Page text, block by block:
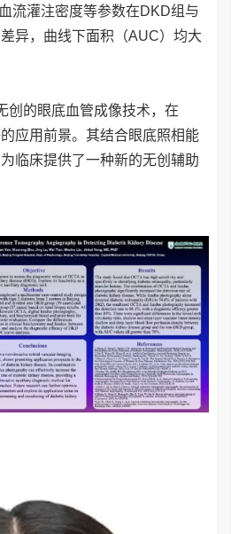
流灌注密度等参数在DKD组与
异，曲线下面积（AUC）均大
创的眼底血管成像技术，在
应用前景。其结合眼底照相能
临床提供了一种新的无创辅助